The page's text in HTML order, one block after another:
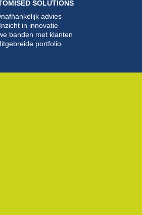
SOLUTIONS
advies
Inzicht in innovatie
banden met klanten
portfolio